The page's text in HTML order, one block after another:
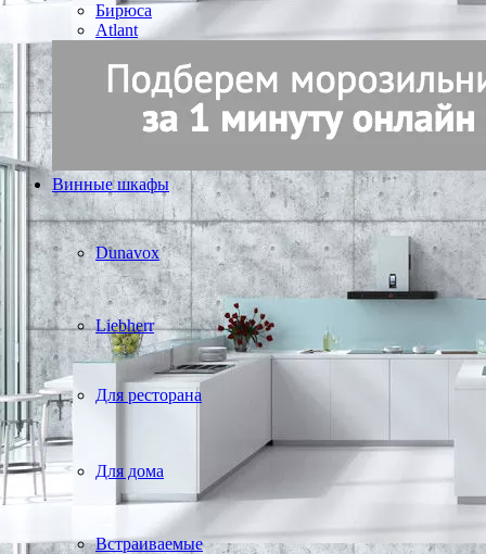
Бирюса
Atlant
Винные шкафы
Dunavox
Liebherr
Для ресторана
Для дома
Встраиваемые